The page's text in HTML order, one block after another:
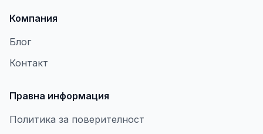
Компания
Блог
Контакт
Правна информация
Политика за поверителност